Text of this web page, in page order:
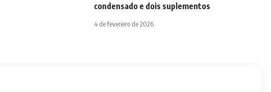
condensado e dois suplementos
4 de fevereiro de 2026